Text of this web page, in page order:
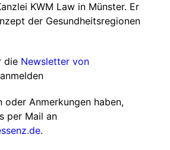
KWM Law in Münster. Er
der Gesundheitsregionen
die Newsletter von
anmelden
oder Anmerkungen haben,
per Mail an
.